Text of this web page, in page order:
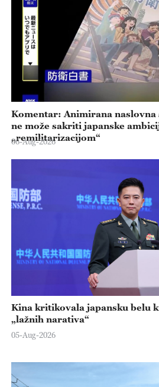
Komentar: Animirana naslovna
ne može sakriti japanske
„remilitarizacijom“
06-Aug-2026
Kina kritikovala japansku belu
„lažnih narativa“
05-Aug-2026